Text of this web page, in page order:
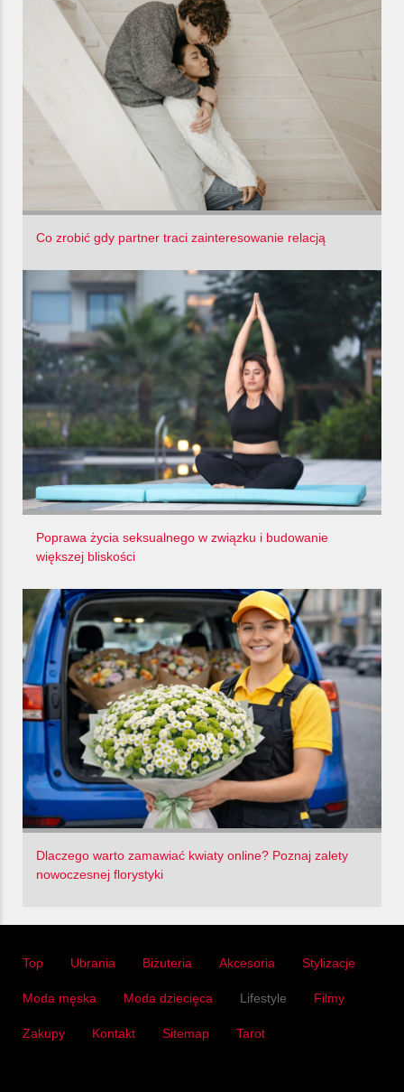
Co zrobić gdy partner traci zainteresowanie relacją
Poprawa życia seksualnego w związku i budowanie
większej bliskości
Dlaczego warto zamawiać kwiaty online? Poznaj zalety
nowoczesnej florystyki
Top Ubrania Biżuteria Akcesoria Stylizacje
Moda męska Moda dziecięca Lifestyle Filmy
Zakupy Kontakt Sitemap Tarot